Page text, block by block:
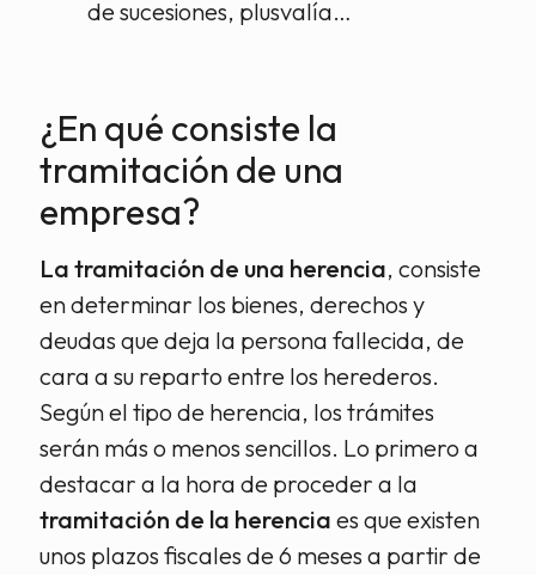
de sucesiones, plusvalía…
¿En qué consiste la
tramitación de una
empresa?
La tramitación de una herencia, consiste
en determinar los bienes, derechos y
deudas que deja la persona fallecida, de
cara a su reparto entre los herederos.
Según el tipo de herencia, los trámites
serán más o menos sencillos. Lo primero a
destacar a la hora de proceder a la
tramitación de la herencia es que existen
unos plazos fiscales de 6 meses a partir de